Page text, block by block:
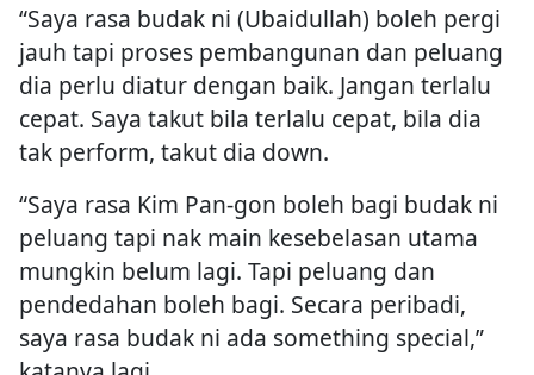
“Saya rasa budak ni (Ubaidullah) boleh pergi
jauh tapi proses pembangunan dan peluang
dia perlu diatur dengan baik. Jangan terlalu
cepat. Saya takut bila terlalu cepat, bila dia
tak perform, takut dia down.
“Saya rasa Kim Pan-gon boleh bagi budak ni
peluang tapi nak main kesebelasan utama
mungkin belum lagi. Tapi peluang dan
pendedahan boleh bagi. Secara peribadi,
saya rasa budak ni ada something special,”